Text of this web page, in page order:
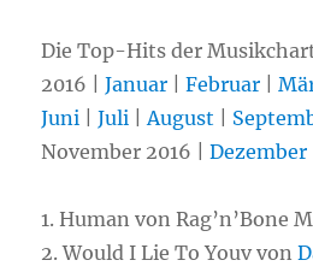
Die Top-Hits der
2016 |Januar |Februar |
Juni |Juli |August
November 2016 |Dezember
1.Human von Rag’n’Bone
2. Would I Lie To Youv von